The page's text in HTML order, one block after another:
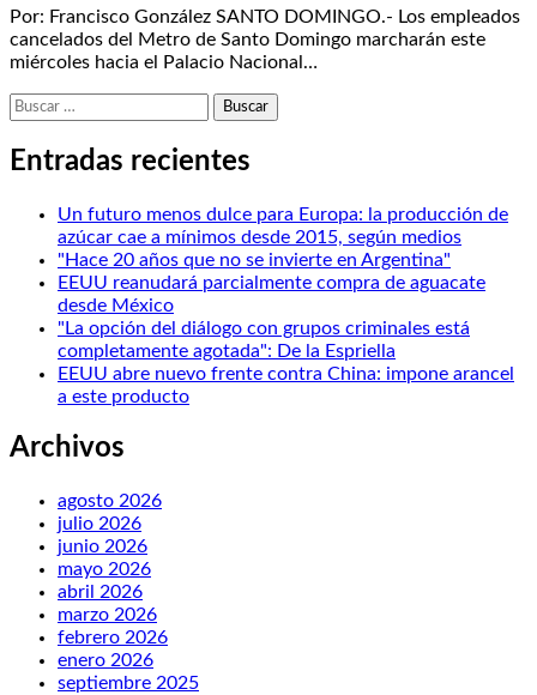
Por: Francisco González SANTO DOMINGO.- Los empleados
cancelados del Metro de Santo Domingo marcharán este
miércoles hacia el Palacio Nacional…
Buscar:
Entradas recientes
Un futuro menos dulce para Europa: la producción de
azúcar cae a mínimos desde 2015, según medios
"Hace 20 años que no se invierte en Argentina"
EEUU reanudará parcialmente compra de aguacate
desde México
"La opción del diálogo con grupos criminales está
completamente agotada": De la Espriella
EEUU abre nuevo frente contra China: impone arancel
a este producto
Archivos
agosto 2026
julio 2026
junio 2026
mayo 2026
abril 2026
marzo 2026
febrero 2026
enero 2026
septiembre 2025